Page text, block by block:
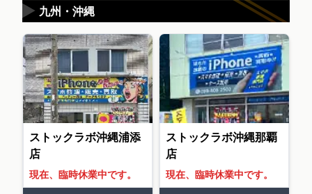
九州・沖縄
▶
ストックラボ沖縄浦添
店
現在、臨時休業中です。
ストックラボ沖縄那覇
店
現在、臨時休業中です。